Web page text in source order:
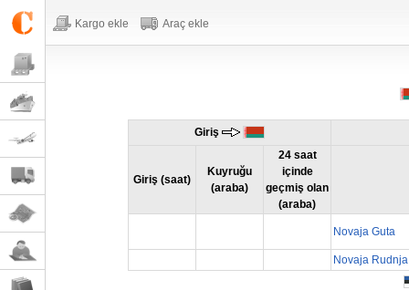
Kargo ekle Araç ekle
Giriş
Giriş (saat)
Kuyruğu
(araba)
24 saat
içinde
geçmiş olan
(araba)
Novaja Guta
Novaja Rudnja